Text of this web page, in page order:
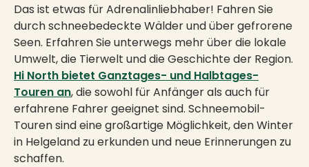
Das ist etwas für Adrenalinliebhaber! Fahren Sie
durch schneebedeckte Wälder und über gefrorene
Seen. Erfahren Sie unterwegs mehr über die lokale
Umwelt, die Tierwelt und die Geschichte der Region.
Hi North bietet Ganztages- und Halbtages-
Touren an, die sowohl für Anfänger als auch für
erfahrene Fahrer geeignet sind. Schneemobil-
Touren sind eine großartige Möglichkeit, den Winter
in Helgeland zu erkunden und neue Erinnerungen zu
schaffen.